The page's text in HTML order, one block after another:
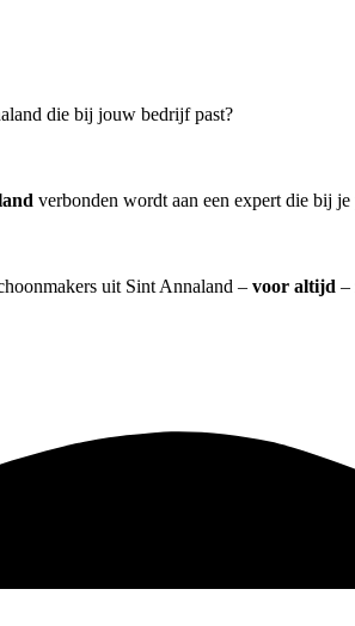
die bij jouw bedrijf past?
verbonden wordt aan een expert die bij je
uit Sint Annaland – voor altijd –